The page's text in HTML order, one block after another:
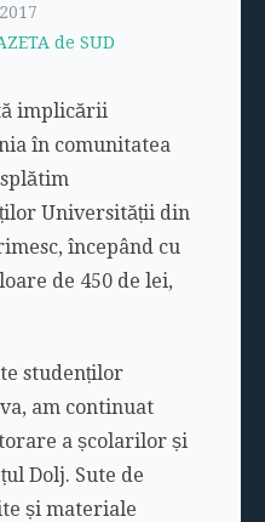
de SUD
implicării
în comunitatea
Universității din
începând cu
de 450 de lei,
studenților
am continuat
a școlarilor și
Dolj. Sute de
și materiale